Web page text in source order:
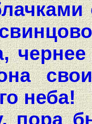
неба!
пора